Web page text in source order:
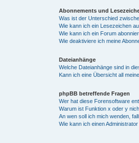
Abonnements und
Was ist der Unterschied
Wie kann ich ein Lesezeichen
Wie kann ich ein Forum
Wie deaktiviere ich meine
Dateianhänge
Welche Dateianhänge sind in
Kann ich eine Übersicht all
phpBB betreffende Fragen
Wer hat diese Forensoftware
Warum ist Funktion x oder y
An wen soll ich mich wenden,
Wie kann ich einen